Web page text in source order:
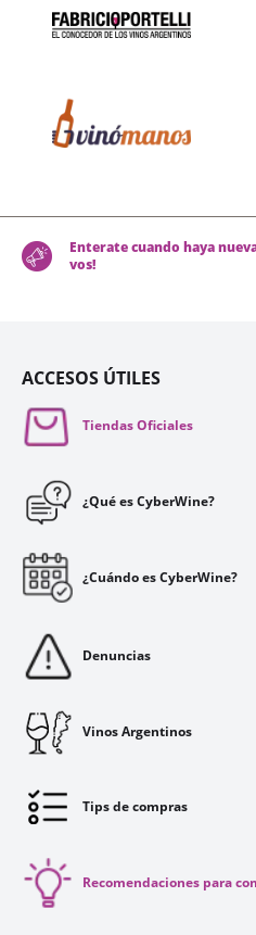
Enterate cuando haya
vos!
ACCESOS ÚTILES
Tiendas Oficiales
¿Qué es CyberWine?
¿Cuándo es CyberWine?
Denuncias
Vinos Argentinos
Tips de compras
Recomendaciones para